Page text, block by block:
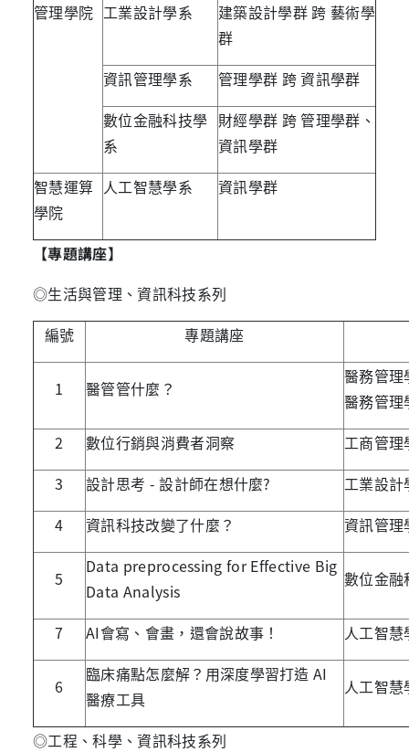
管理學院 工業設計學系
建築設計學群 跨 藝術學
群
資訊管理學系
管理學群 跨 資訊學群
數位金融科技學
系
財經學群 跨 管理學群、
資訊學群
智慧運算
學院
人工智慧學系 資訊學群
【專題講座】
◎生活與管理、資訊科技系列
編號
專題講座
1 醫管管什麼？
醫務管理
醫務管理
2
數位行銷與消費者洞察
工商管理
3
設計思考 - 設計師在想什麼?
工業設計
4
資訊科技改變了什麼？ 資訊管理
5
Data preprocessing for Effective Big
Data Analysis
數位金融
7 AI會寫、會畫，還會說故事！ 人工智
6
臨床痛點怎麼解？用深度學習打造 AI
醫療工具
人工智
◎工程、科學、資訊科技系列